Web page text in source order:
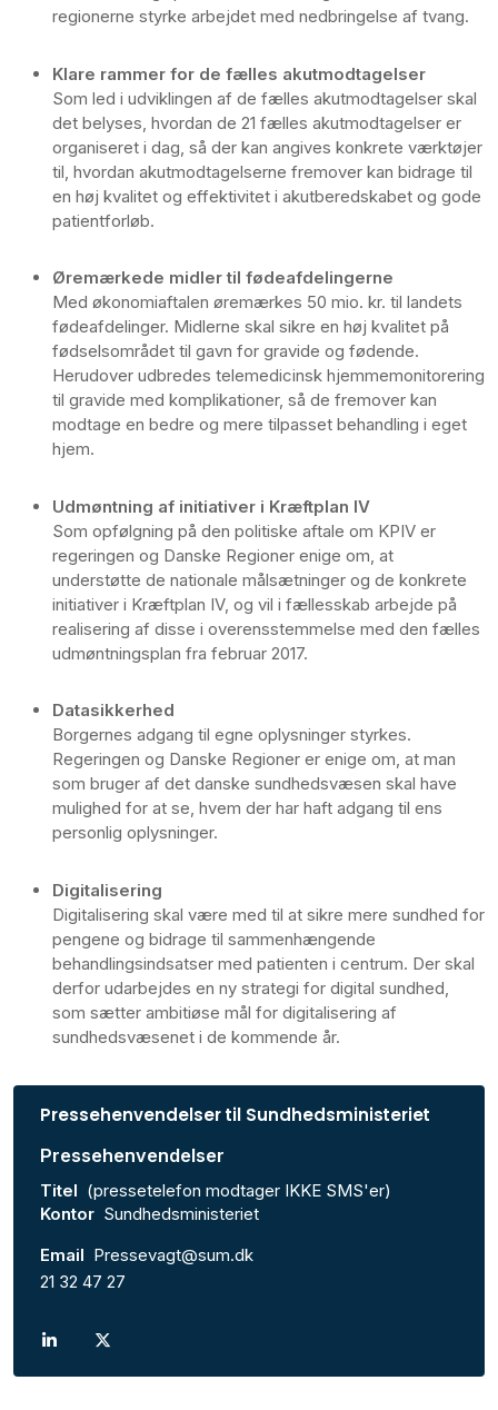
regionerne styrke arbejdet med nedbringelse af tvang.
Klare rammer for de fælles akutmodtagelser
Som led i udviklingen af de fælles akutmodtagelser skal
det belyses, hvordan de 21 fælles akutmodtagelser er
organiseret i dag, så der kan angives konkrete værktøjer
til, hvordan akutmodtagelserne fremover kan bidrage til
en høj kvalitet og effektivitet i akutberedskabet og gode
patientforløb.
Øremærkede midler til fødeafdelingerne
Med økonomiaftalen øremærkes 50 mio. kr. til landets
fødeafdelinger. Midlerne skal sikre en høj kvalitet på
fødselsområdet til gavn for gravide og fødende.
Herudover udbredes telemedicinsk hjemmemonitorering
til gravide med komplikationer, så de fremover kan
modtage en bedre og mere tilpasset behandling i eget
hjem.
Udmøntning af initiativer i Kræftplan IV
Som opfølgning på den politiske aftale om KPIV er
regeringen og Danske Regioner enige om, at
understøtte de nationale målsætninger og de konkrete
initiativer i Kræftplan IV, og vil i fællesskab arbejde på
realisering af disse i overensstemmelse med den fælles
udmøntningsplan fra februar 2017.
Datasikkerhed
Borgernes adgang til egne oplysninger styrkes.
Regeringen og Danske Regioner er enige om, at man
som bruger af det danske sundhedsvæsen skal have
mulighed for at se, hvem der har haft adgang til ens
personlig oplysninger.
Digitalisering
Digitalisering skal være med til at sikre mere sundhed for
pengene og bidrage til sammenhængende
behandlingsindsatser med patienten i centrum. Der skal
derfor udarbejdes en ny strategi for digital sundhed,
som sætter ambitiøse mål for digitalisering af
sundhedsvæsenet i de kommende år.
Pressehenvendelser til Sundhedsministeriet
Pressehenvendelser
Titel (pressetelefon modtager IKKE SMS'er)
Kontor Sundhedsministeriet
Email Pressevagt@sum.dk
21 32 47 27